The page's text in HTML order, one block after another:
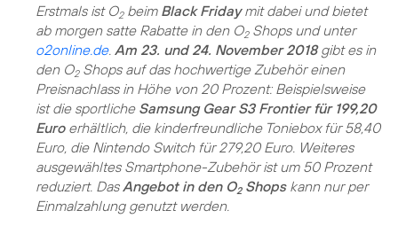
Erstmals ist O2beim Black Fridaymit dabei und bietet
ab morgen satte Rabatte in den O2Shops und unter
o2online.de. Am 23. und 24. November 2018gibt es in
den O2Shops auf das hochwertige Zubehör einen
Preisnachlass in Höhe von 20 Prozent: Beispielsweise
ist die sportliche Samsung Gear S3 Frontier für 199,20
Euroerhältlich, die kinderfreundliche Toniebox für 58,40
Euro, die Nintendo Switch für 279,20 Euro. Weiteres
ausgewähltes Smartphone-Zubehör ist um 50 Prozent
reduziert. DasAngebot in den O2Shopskann nur per
Einmalzahlung genutzt werden.